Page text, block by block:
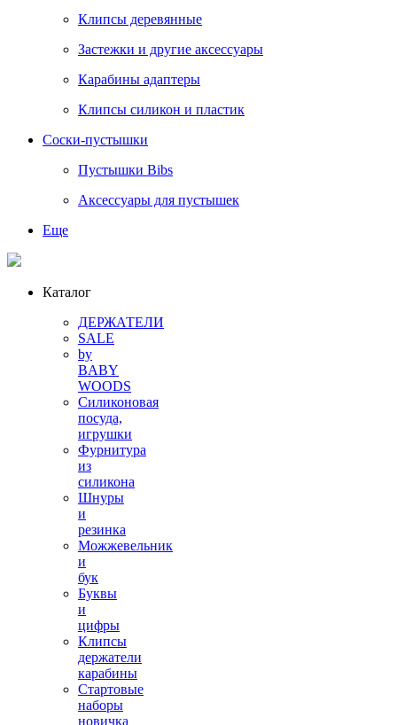
Клипсы деревянные
Застежки и другие аксессуары
Карабины адаптеры
Клипсы силикон и пластик
Соски-пустышки
Пустышки Bibs
Аксессуары для пустышек
Еще
Каталог
ДЕРЖАТЕЛИ
SALE
by
BABY
WOODS
Силиконовая
посуда,
игрушки
Фурнитура
из
силикона
Шнуры
и
резинка
Можжевельник
и
бук
Буквы
и
цифры
Клипсы
держатели
карабины
Стартовые
наборы
новичка